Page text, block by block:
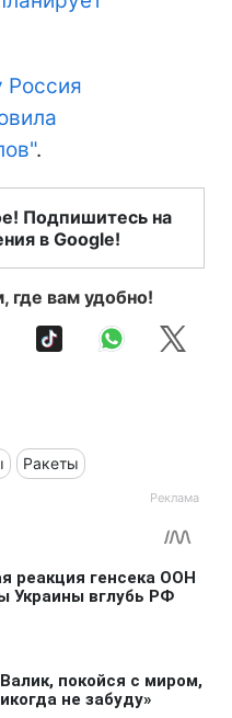
Россия
.
Подпишитесь на
в Google!
где вам удобно!
Ракеты